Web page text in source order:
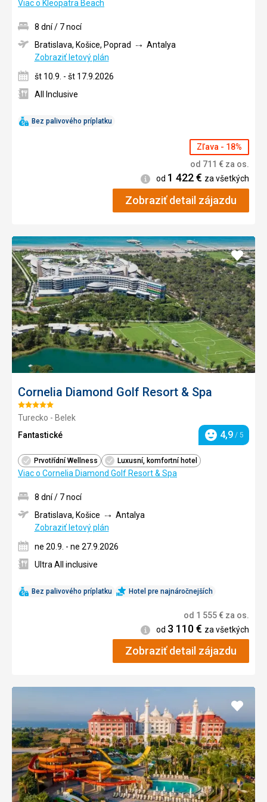
Viac o Kleopatra Beach
Bez palivového príplatku
8 dní / 7 nocí
Bratislava, Košice, Poprad
Antalya
Zobraziť letový plán
št 10.9. - št 17.9.2026
All Inclusive
Zľava - 18%
od 711 € za os.
Informácie
od 1 422€ za všetkých
Zobraziť detail zájazdu
Cornelia Diamond Golf Resort & Spa
Hodnotenie:
5/5
Turecko - Belek
Fantastické
Hodnotenie
4,9 / 5
Prvotřídní Wellness Luxusní, komfortní hotel
Viac o Cornelia Diamond Golf Resort & Spa
Pridať
do
Bez palivového príplatku Hotel pre najnáročnejších
8 dní / 7 nocí
Bratislava, Košice
Antalya
Zobraziť letový plán
ne 20.9. - ne 27.9.2026
Ultra All inclusive
od 1 555€ za os.
Informácie
od 3 110€ za všetkých
Zobraziť detail zájazdu
Pridať